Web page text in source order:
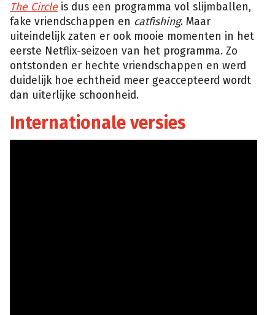
The Circleis dus een programma vol slijmballen,
fake vriendschappen en catfishing. Maar
uiteindelijk zaten er ook mooie momenten in het
eerste Netflix-seizoen van het programma. Zo
ontstonden er hechte vriendschappen en werd
duidelijk hoe echtheid meer geaccepteerd wordt
dan uiterlijke schoonheid.
Internationale versies